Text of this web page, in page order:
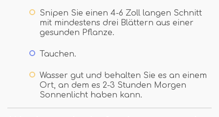
Snipen Sie einen 4-6 Zoll langen Schnitt
mit mindestens drei Blättern aus einer
gesunden Pflanze.
Tauchen.
Wasser gut und behalten Sie es an einem
Ort, an dem es 2-3 Stunden Morgen
Sonnenlicht haben kann.